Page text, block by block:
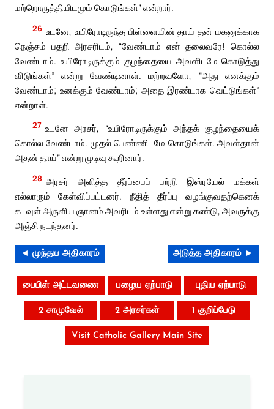
மற்றொருத்தியிடமும் கொடுங்கள்” என்றார்.
26 உடனே, உயிரோடிருந்த பிள்ளையின் தாய் தன் மகனுக்காக
நெஞ்சம் பதறி அரசரிடம், “வேண்டாம் என் தலைவரே! கொல்ல
வேண்டாம். உயிரோடிருக்கும் குழந்தையை அவளிடமே கொடுத்து
விடுங்கள்” என்று வேண்டினாள். மற்றவளோ, “அது எனக்கும்
வேண்டாம்; உனக்கும் வேண்டாம்; அதை இரண்டாக வெட்டுங்கள்”
என்றாள்.
27 உடனே அரசர், “உயிரோடிருக்கும் அந்தக் குழந்தையைக்
கொல்ல வேண்டாம். முதல் பெண்ணிடமே கொடுங்கள். அவள்தான்
அதன் தாய்” என்று முடிவு கூறினார்.
28 அரசர் அளித்த தீர்ப்பைப் பற்றி இஸ்ரயேல் மக்கள்
எல்லாரும் கேள்விப்பட்டனர். நீதித் தீர்ப்பு வழங்குவதற்கெனக்
கடவுள் அருளிய ஞானம் அவரிடம் உள்ளது என்று கண்டு, அவருக்கு
அஞ்சி நடந்தனர்.
◄ முந்தய அதிகாரம் அடுத்த அதிகாரம் ►
பைபிள் அட்டவணை பழைய ஏற்பாடு புதிய ஏற்பாடு
2 சாமுவேல் 2 அரசர்கள் 1 குறிப்பேடு
Visit Catholic Gallery Main Site